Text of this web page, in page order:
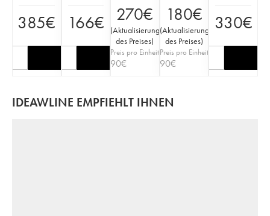
385€ 166€ 270€
(Aktualisierung
des Preises)
Preis pro Einheit
90€
180€
(Aktualisierung
des Preises)
Preis pro Einheit
90€
330€
IDEAWLINE EMPFIEHLT IHNEN